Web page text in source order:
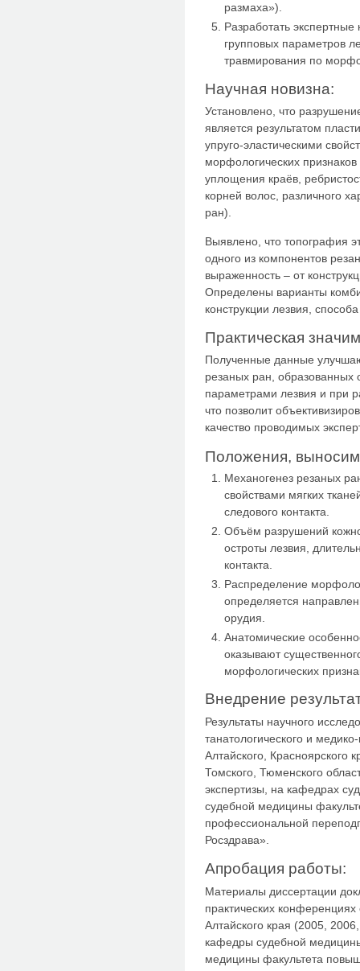
размаха»).
Разработать
групповых параметров
травмирования по
Научная новизна:
Установлено, что
является результатом
упруго-эластическими
морфологических признаков
уплощения краёв,
корней волос, различного
ран).
Выявлено, что топография
одного из компонентов
выраженность – от
Определены варианты
конструкции лезвия,
Практическая
Полученные данные
резаных ран,
параметрами лезвия и при
что позволит
качество проводимых
Положения,
Механогенез резаных
свойствами мягких
следового контакта.
Объём разрушений
остроты лезвия,
контакта.
Распределение
определяется
орудия.
Анатомические
оказывают
морфологических
Внедрение
Результаты научного
танатологического и
Алтайского, Красноярского
Томского, Тюменского
экспертизы, на кафедрах
судебной медицины
профессиональной
Росздрава».
Апробация работы:
Материалы диссертации
практических
Алтайского края (2005,
кафедры судебной
медицины факультета